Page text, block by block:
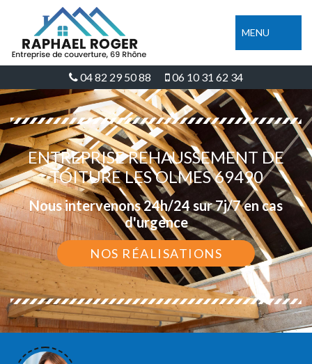
MENU
04 82 29 50 88 06 10 31 62 34
ENTREPRISE REHAUSSEMENT DE
TOITURE LES OLMES 69490
Nous intervenons 24h/24 sur 7j/7 en cas
d'urgence
NOS RÉALISATIONS